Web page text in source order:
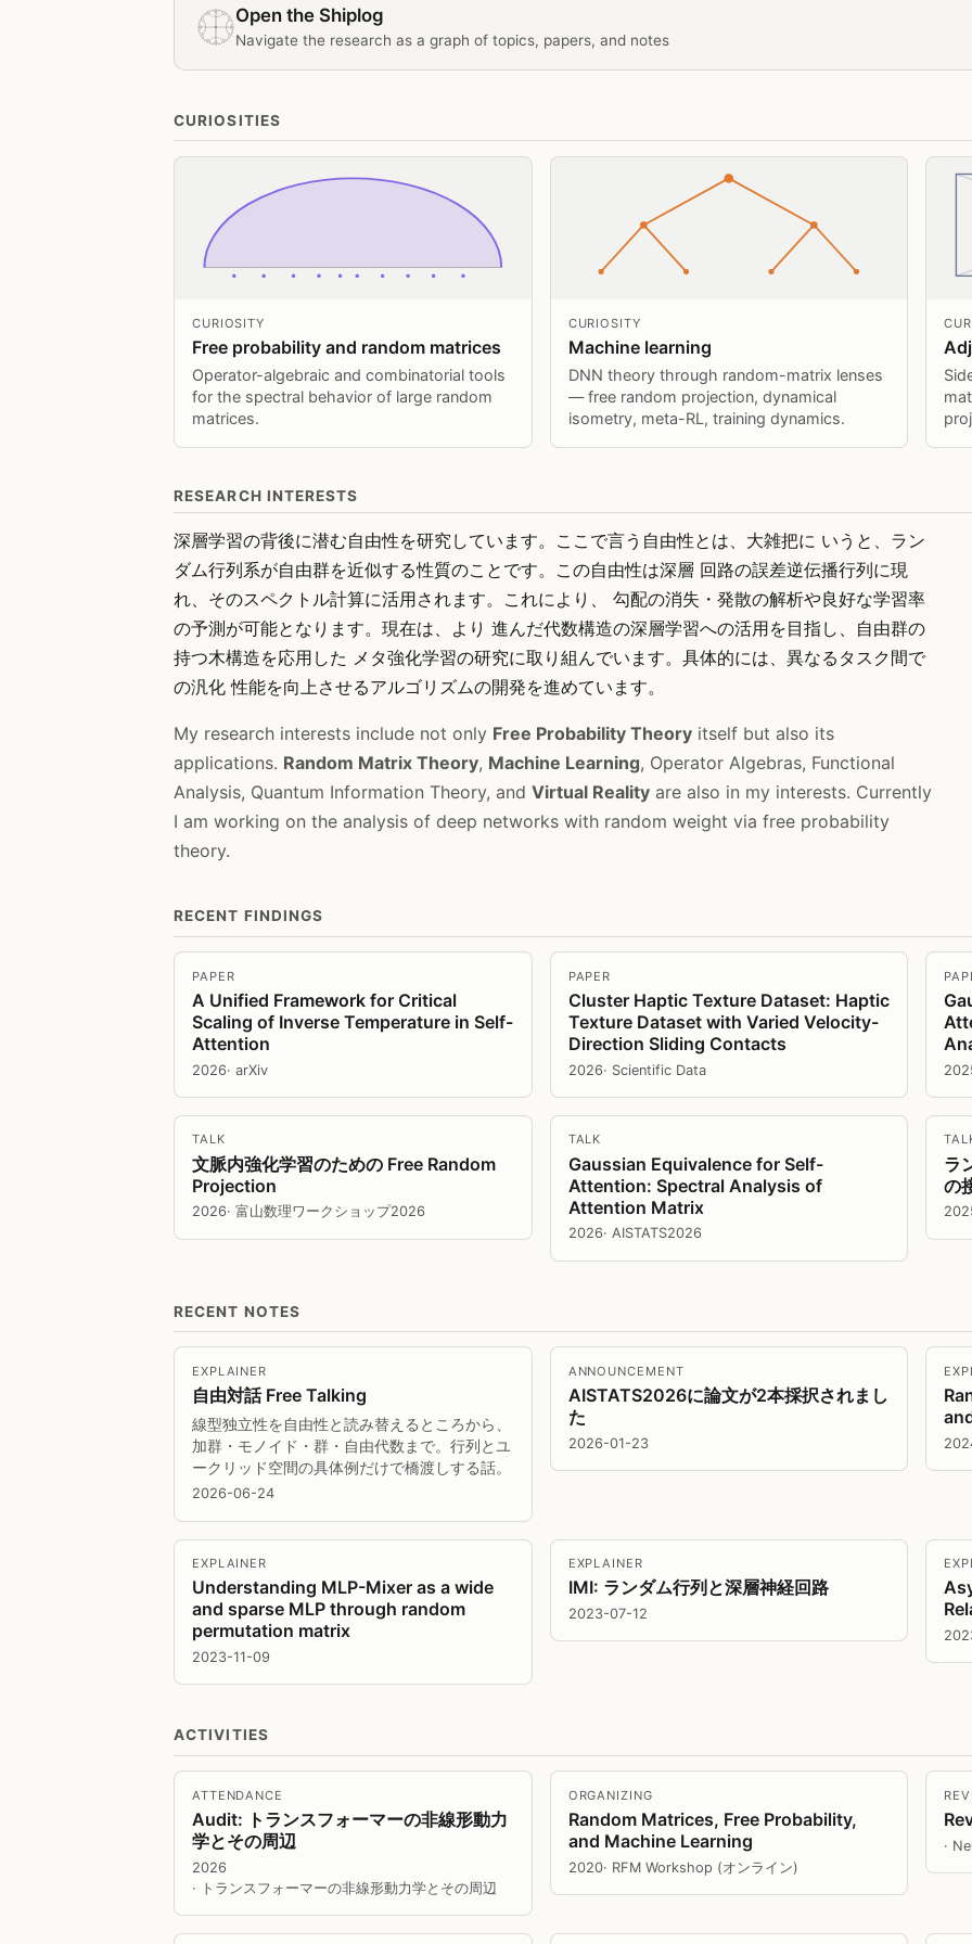
Open the Shiplog
Navigate the research as a graph of topics, papers, and notes
CURIOSITIES
CURIOSITY
Free probability and random matrices
Operator-algebraic and combinatorial tools
for the spectral behavior of large random
matrices.
CURIOSITY
Machine learning
DNN theory through random-matrix lenses
— free random projection, dynamical
isometry, meta-RL, training dynamics.
RESEARCH INTERESTS
深層学習の背後に潜む自由性を研究しています。ここで言う自由性とは、大雑把に いうと、ラン
ダム行列系が自由群を近似する性質のことです。この自由性は深層 回路の誤差逆伝播行列に現
れ、そのスペクトル計算に活用されます。これにより、 勾配の消失・発散の解析や良好な学習率
の予測が可能となります。現在は、より 進んだ代数構造の深層学習への活用を目指し、自由群の
持つ木構造を応用した メタ強化学習の研究に取り組んでいます。具体的には、異なるタスク間で
の汎化 性能を向上させるアルゴリズムの開発を進めています。
My research interests include not only Free Probability Theory itself but also its
applications. Random Matrix Theory, Machine Learning, Operator Algebras, Functional
Analysis, Quantum Information Theory, and Virtual Reality are also in my interests. Currently
I am working on the analysis of deep networks with random weight via free probability
theory.
RECENT FINDINGS
PAPER
A Unified Framework for Critical
Scaling of Inverse Temperature in Self-
Attention
2026· arXiv
PAPER
Cluster Haptic Texture Dataset: Haptic
Texture Dataset with Varied Velocity-
Direction Sliding Contacts
2026· Scientific Data
TALK
文脈内強化学習のための Free Random
Projection
2026· 富山数理ワークショップ2026
TALK
Gaussian Equivalence for Self-
Attention: Spectral Analysis of
Attention Matrix
2026· AISTATS2026
ラ
の
RECENT NOTES
EXPLAINER
自由対話 Free Talking
線型独立性を自由性と読み替えるところから、
加群・モノイド・群・自由代数まで。行列とユ
ークリッド空間の具体例だけで橋渡しする話。
2026-06-24
ANNOUNCEMENT
AISTATS2026に論文が2本採択されまし
た
2026-01-23
EXPLAINER
Understanding MLP-Mixer as a wide
and sparse MLP through random
permutation matrix
2023-11-09
EXPLAINER
IMI: ランダム行列と深層神経回路
2023-07-12
ACTIVITIES
ATTENDANCE
Audit: トランスフォーマーの非線形動力
学とその周辺
2026
· トランスフォーマーの非線形動力学とその周辺
ORGANIZING
Random Matrices, Free Probability,
and Machine Learning
2020· RFM Workshop (オンライン)
·